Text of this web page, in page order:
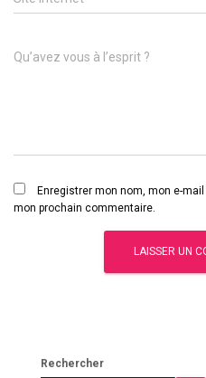
Qu’avez vous à l’esprit ?
Enregistrer mon nom, mon e-
mon prochain commentaire.
Rechercher